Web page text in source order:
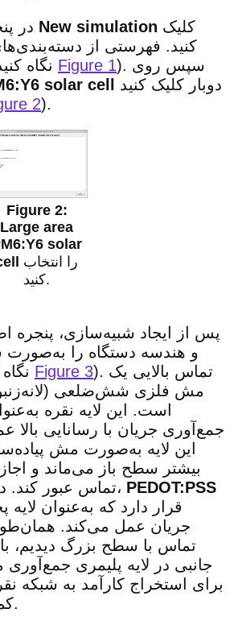
New simulation
کنید. فهرستی از
Figure 1
). سپس روی
solar cell
2 ).
Large area
solar
کنید.
پس از ایجاد شبیه‌سازی، پنجره
و هندسه دستگاه را
Figure 3). تماس بالایی یک
مش فلزی شش‌ضلعی
جمع‌آوری جریان با رسانایی
این لایه به‌صورت مش
بیشتر سطح باز می‌ماند و
تماس عبور کند. در زیر مش نقره، PEDOT:PSS
قرار دارد که به‌عنوان
جریان عمل می‌کند.
تماس با سطح بزرگ دیدیم،
جانبی در لایه پلیمری
برای استخراج کارآمد به شبکه
کم منتقل می‌شود.